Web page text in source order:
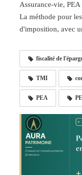
Assurance-vie,
La méthode pour
d'imposition, avec
fiscalité de
TMI
PEA